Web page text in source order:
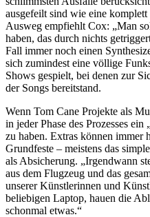
ausgefeilt sind wie eine
Ausweg empfiehlt Cox: „Man
haben, das durch nichts
Fall immer noch einen
sich zumindest eine völlige
Shows gespielt, bei denen zur
der Songs bereitstand.
Wenn Tom Cane Projekte als
in jeder Phase des Prozesses
zu haben. Extras können immer
Grundfeste – meistens das
als Absicherung. „Irgendwann
aus dem Flugzeug und das
unserer Künstlerinnen und
beliebigen Laptop, hauen die
schonmal etwas.“